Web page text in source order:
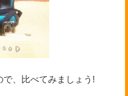
、比べてみましょう!